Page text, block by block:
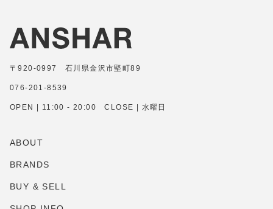
〒920-0997 石川県金沢市堅町89
076-201-8539
OPEN | 11:00 - 20:00 CLOSE | 水曜日
ABOUT
BRANDS
BUY & SELL